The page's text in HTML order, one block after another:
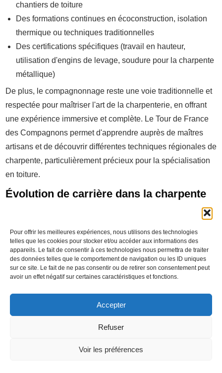
Pour offrir les meilleures expériences, nous utilisons des technologies
telles que les cookies pour stocker et/ou accéder aux informations des
appareils. Le fait de consentir à ces technologies nous permettra de traiter
des données telles que le comportement de navigation ou les ID uniques
sur ce site. Le fait de ne pas consentir ou de retirer son consentement peut
avoir un effet négatif sur certaines caractéristiques et fonctions.
Accepter
Refuser
Voir les préférences
chantiers de toiture
Des formations continues en écoconstruction, isolation
thermique ou techniques traditionnelles
Des certifications spécifiques (travail en hauteur,
utilisation d'engins de levage, soudure pour la charpente
métallique)
De plus, le compagnonnage reste une voie traditionnelle et
respectée pour maîtriser l'art de la charpenterie, en offrant
une expérience immersive et complète. Le Tour de France
des Compagnons permet d'apprendre auprès de maîtres
artisans et de découvrir différentes techniques régionales de
charpente, particulièrement précieux pour la spécialisation
en toiture.
Évolution de carrière dans la charpente
Avec plusieurs années d’expérience, un charpentier peut
envisager différentes trajectoires professionnelles, selon
ses compétences et ses ambitions :
Chef d’équipe ou chef de chantier: supervision des
Chargé d’affaires: gestion à la fois commerciale et
technique des projets, du devis à la réalisation.
Artisan indépendant : création et gestion de sa propre